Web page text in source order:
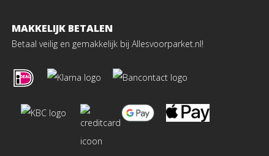
MAKKELIJK BETALEN
Betaal veilig en gemakkelijk bij Allesvoorparket.nl!